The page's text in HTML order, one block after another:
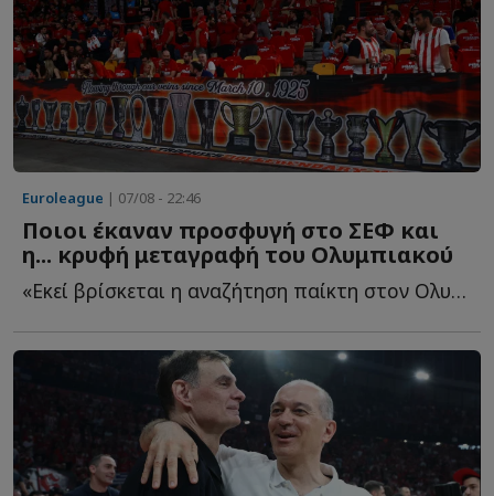
Euroleague | 07/08 - 22:46
Ποιοι έκαναν προσφυγή στο ΣΕΦ και
η... κρυφή μεταγραφή του Ολυμπιακού
«Εκεί βρίσκεται η αναζήτηση παίκτη στον Ολυμπιακό - ...